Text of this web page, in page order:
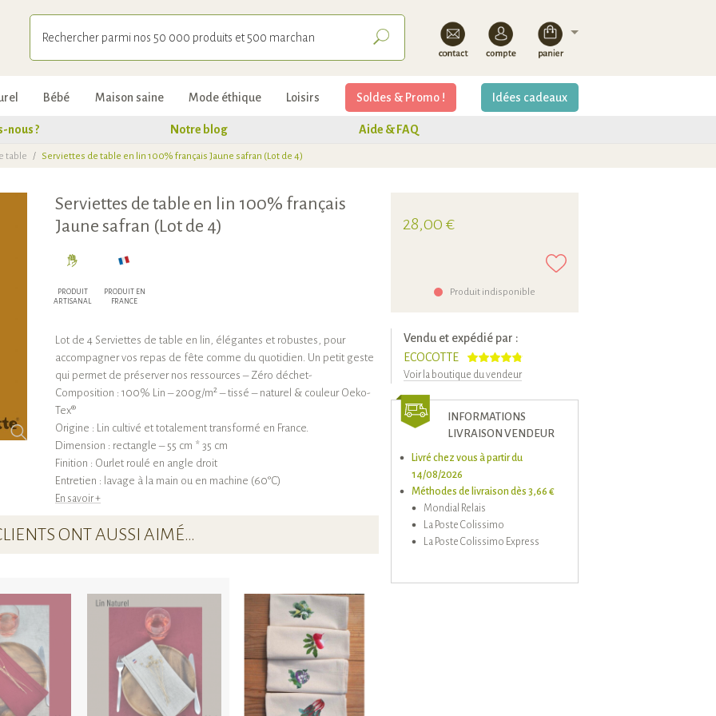
Bébé Maison saine Mode éthique Loisirs Idées cadeaux
Soldes & Promo !
nous ? Notre blog Aide & FAQ
table / Serviettes de table en lin 100% français Jaune safran (Lot de 4)
Serviettes de table en lin 100% français
Jaune safran (Lot de 4)
PRODUIT
ARTISANAL
PRODUIT EN
FRANCE
Lot de 4 Serviettes de table en lin, élégantes et robustes, pour
accompagner vos repas de fête comme du quotidien. Un petit geste
qui permet de préserver nos ressources – Zéro déchet-
Composition : 100% Lin – 200g/m² – tissé – naturel & couleur Oeko-
Tex®
Origine : Lin cultivé et totalement transformé en France.
Dimension : rectangle – 55 cm * 35 cm
Finition : Ourlet roulé en angle droit
Entretien : lavage à la main ou en machine (60°C)
En savoir +
28,00 €
Produit indisponible
Vendu et expédié par :
ECOCOTTE
Voir la boutique du vendeur
INFORMATIONS
LIVRAISON VENDEUR
Livré chez vous à partir du
14/08/2026
Méthodes de livraison dès 3,66 €
Mondial Relais
La Poste Colissimo
La Poste Colissimo Express
ONT AUSSI AIMÉ…